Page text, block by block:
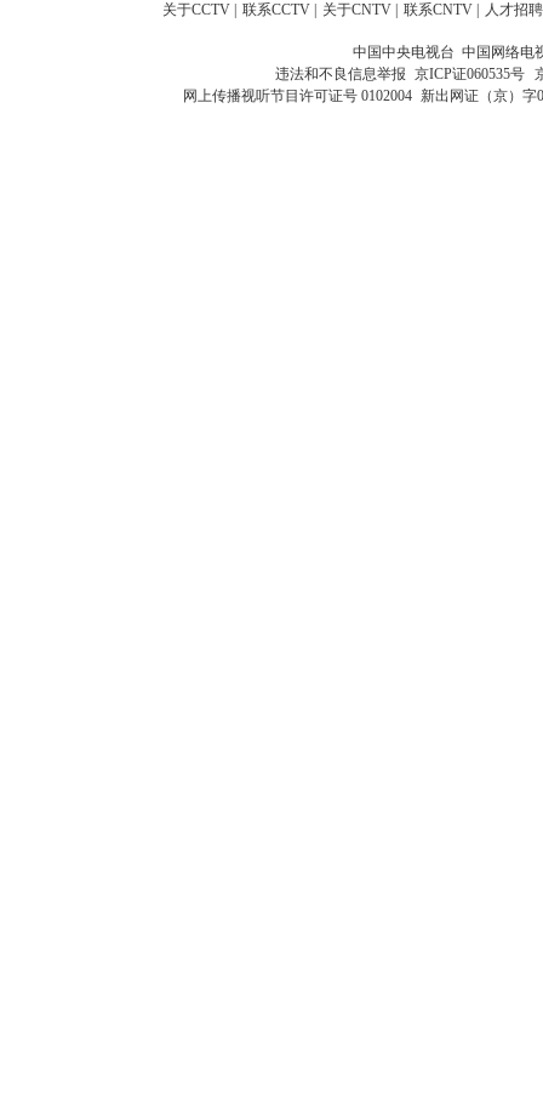
关于CCTV 联系CCTV 关于CNTV 联系CNTV 人才招聘
中国中央电视台 中国网络电
违法和不良信息举报 京ICP证060535号
网上传播视听节目许可证号 0102004 新出网证（京）